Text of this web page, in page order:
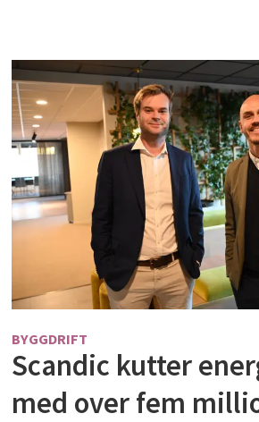
BYGGDRIFT
Scandic kutter
med over fem